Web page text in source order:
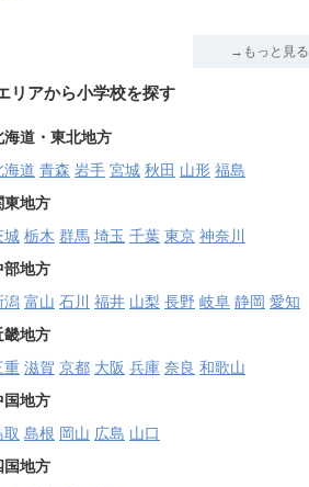
→もっと見る
リアから小学校を探す
海道・東北地方
海道 青森 岩手 宮城 秋田 山形 福島
東地方
城 栃木 群馬 埼玉 千葉 東京 神奈川
部地方
潟 富山 石川 福井 山梨 長野 岐阜 静岡 愛知
畿地方
重 滋賀 京都 大阪 兵庫 奈良 和歌山
国地方
取 島根 岡山 広島 山口
国地方